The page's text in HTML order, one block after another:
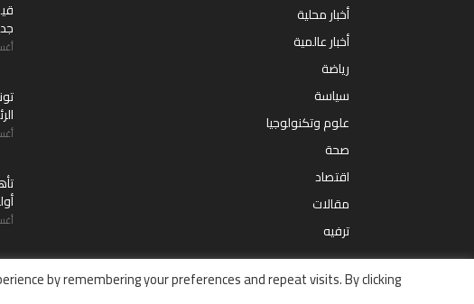
أخبار محلية
أخبار عالمية
رياضة
سياسة
علوم وتكنولوجيا
صحة
اقتصاد
مقالات
ترفيه
by remembering your preferences and repeat visits. By clicking